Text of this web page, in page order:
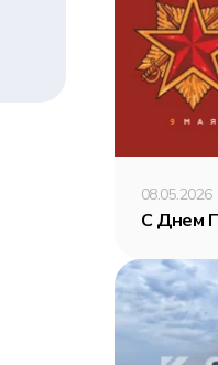
08.05.2026
С Днем